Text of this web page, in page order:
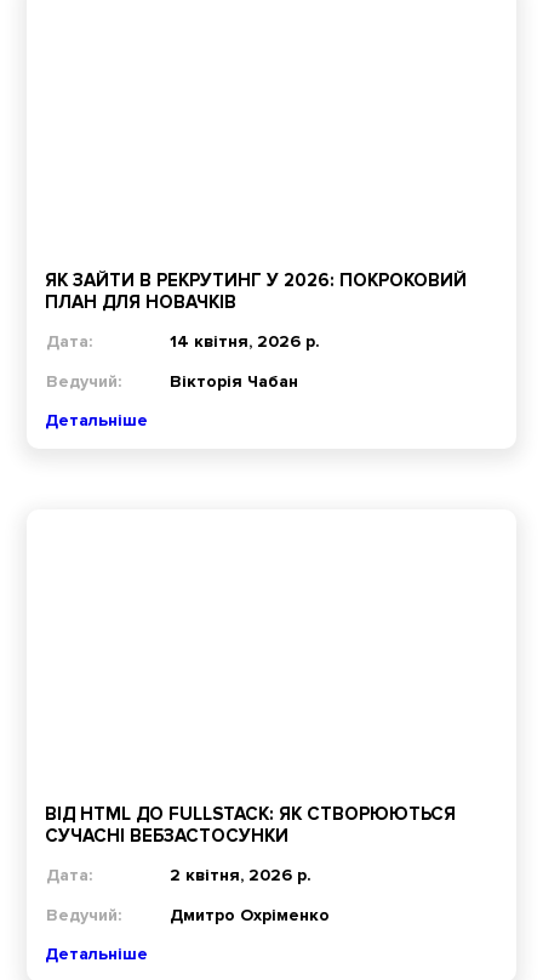
ЯК ЗАЙТИ В РЕКРУТИНГ У 2026: ПОКРОКОВИЙ
ПЛАН ДЛЯ НОВАЧКІВ
Дата:
14 квітня, 2026 р.
Ведучий:
Вікторія Чабан
Детальніше
ВІД HTML ДО FULLSTACK: ЯК СТВОРЮЮТЬСЯ
СУЧАСНІ ВЕБЗАСТОСУНКИ
Дата:
2 квітня, 2026 р.
Ведучий:
Дмитро Охріменко
Детальніше